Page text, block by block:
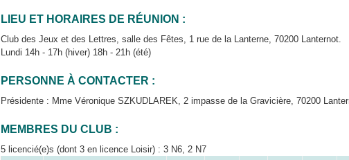
LIEU ET HORAIRES DE RÉUNION :
Club des Jeux et des Lettres, salle des Fêtes, 1 rue de la Lanterne, 70200 Lanternot.
Lundi 14h - 17h (hiver) 18h - 21h (été)
PERSONNE À CONTACTER :
Présidente : Mme Véronique SZKUDLAREK, 2 impasse de la Gravicière, 70200
MEMBRES DU CLUB :
5 licencié(e)s (dont 3 en licence Loisir) : 3 N6, 2 N7